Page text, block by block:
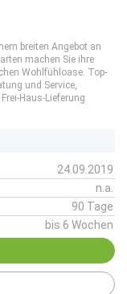
breiten Angebot an
machen Sie ihre
Wohlfühloase. Top-
und Service,
Haus-Lieferung
24.09.2019
n.a.
90 Tage
bis 6 Wochen